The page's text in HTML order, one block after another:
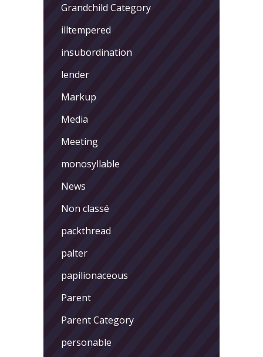
Grandchild Category
illtempered
insubordination
lender
Markup
Media
Meeting
monosyllable
News
Non classé
packthread
palter
papilionaceous
Parent
Parent Category
personable